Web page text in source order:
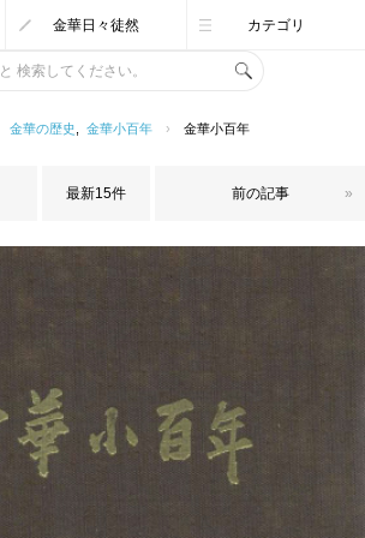
金華日々徒然 カテゴリ
金華の歴史 金華小百年 › 金華小百年
最新15件 前の記事 »